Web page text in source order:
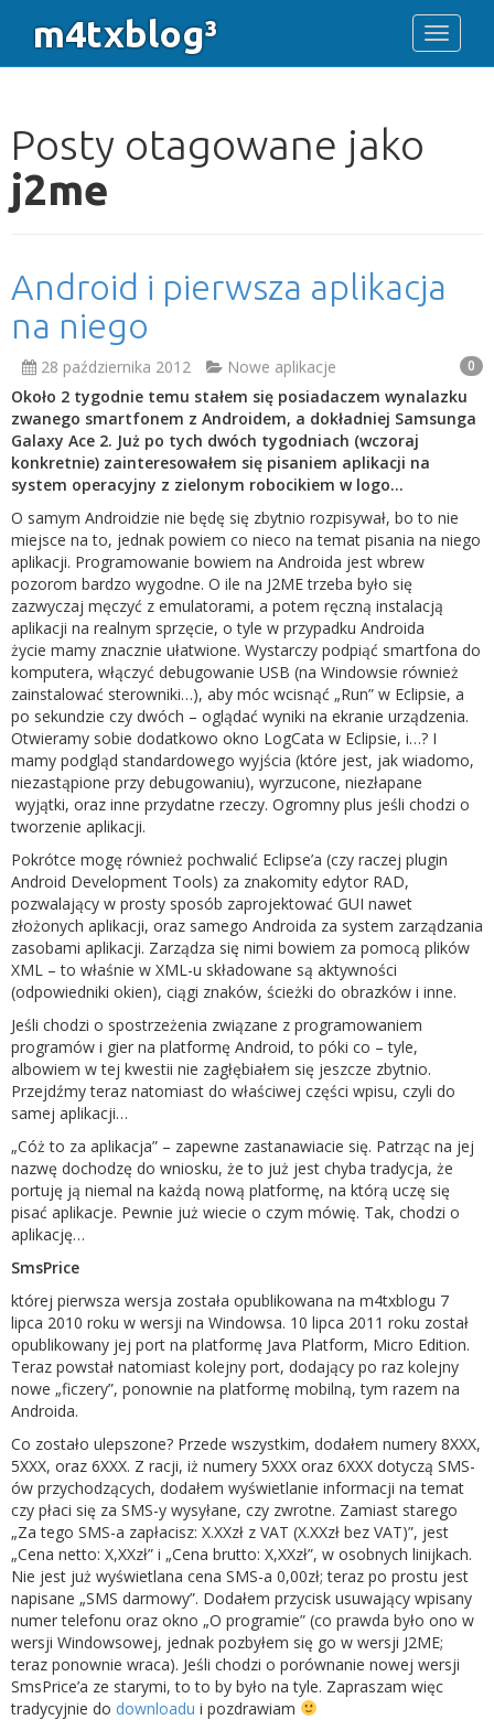
m4txblog³ Toggle
Posty otagowane jako
j2me
Android i pierwsza aplikacja
na niego
28 października 2012 Nowe aplikacje 0
Około 2 tygodnie temu stałem się posiadaczem wynalazku
zwanego smartfonem z Androidem, a dokładniej Samsunga
Galaxy Ace 2. Już po tych dwóch tygodniach (wczoraj
konkretnie) zainteresowałem się pisaniem aplikacji na
system operacyjny z zielonym robocikiem w logo…
O samym Androidzie nie będę się zbytnio rozpisywał, bo to nie
miejsce na to, jednak powiem co nieco na temat pisania na niego
aplikacji. Programowanie bowiem na Androida jest wbrew
pozorom bardzo wygodne. O ile na J2ME trzeba było się
zazwyczaj męczyć z emulatorami, a potem ręczną instalacją
aplikacji na realnym sprzęcie, o tyle w przypadku Androida
życie mamy znacznie ułatwione. Wystarczy podpiąć smartfona do
komputera, włączyć debugowanie USB (na Windowsie również
zainstalować sterowniki…), aby móc wcisnąć „Run” w Eclipsie, a
po sekundzie czy dwóch – oglądać wyniki na ekranie urządzenia.
Otwieramy sobie dodatkowo okno LogCata w Eclipsie, i…? I
mamy podgląd standardowego wyjścia (które jest, jak wiadomo,
niezastąpione przy debugowaniu), wyrzucone, niezłapane
wyjątki, oraz inne przydatne rzeczy. Ogromny plus jeśli chodzi o
tworzenie aplikacji.
Pokrótce mogę również pochwalić Eclipse’a (czy raczej plugin
Android Development Tools) za znakomity edytor RAD,
pozwalający w prosty sposób zaprojektować GUI nawet
złożonych aplikacji, oraz samego Androida za system zarządzania
zasobami aplikacji. Zarządza się nimi bowiem za pomocą plików
XML – to właśnie w XML-u składowane są aktywności
(odpowiedniki okien), ciągi znaków, ścieżki do obrazków i inne.
Jeśli chodzi o spostrzeżenia związane z programowaniem
programów i gier na platformę Android, to póki co – tyle,
albowiem w tej kwestii nie zagłębiałem się jeszcze zbytnio.
Przejdźmy teraz natomiast do właściwej części wpisu, czyli do
samej aplikacji…
„Cóż to za aplikacja” – zapewne zastanawiacie się. Patrząc na jej
nazwę dochodzę do wniosku, że to już jest chyba tradycja, że
portuję ją niemal na każdą nową platformę, na którą uczę się
pisać aplikacje. Pewnie już wiecie o czym mówię. Tak, chodzi o
aplikację…
SmsPrice
której pierwsza wersja została opublikowana na m4txblogu 7
lipca 2010 roku w wersji na Windowsa. 10 lipca 2011 roku został
opublikowany jej port na platformę Java Platform, Micro Edition.
Teraz powstał natomiast kolejny port, dodający po raz kolejny
nowe „ficzery”, ponownie na platformę mobilną, tym razem na
Androida.
Co zostało ulepszone? Przede wszystkim, dodałem numery 8XXX,
5XXX, oraz 6XXX. Z racji, iż numery 5XXX oraz 6XXX dotyczą SMS-
ów przychodzących, dodałem wyświetlanie informacji na temat
czy płaci się za SMS-y wysyłane, czy zwrotne. Zamiast starego
„Za tego SMS-a zapłacisz: X.XXzł z VAT (X.XXzł bez VAT)”, jest
„Cena netto: X,XXzł” i „Cena brutto: X,XXzł”, w osobnych linijkach.
Nie jest już wyświetlana cena SMS-a 0,00zł; teraz po prostu jest
napisane „SMS darmowy”. Dodałem przycisk usuwający wpisany
numer telefonu oraz okno „O programie” (co prawda było ono w
wersji Windowsowej, jednak pozbyłem się go w wersji J2ME;
teraz ponownie wraca). Jeśli chodzi o porównanie nowej wersji
SmsPrice’a ze starymi, to to by było na tyle. Zapraszam więc
tradycyjnie do downloadu i pozdrawiam